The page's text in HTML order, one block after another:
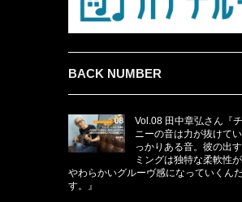
BACK NUMBER
Vol.08 田中章弘さん『
ニーの音は力が抜けて
っかりある音。彼の出
ミングは独特な柔軟性
やわらかいグルーヴ感になっていくん
す。』